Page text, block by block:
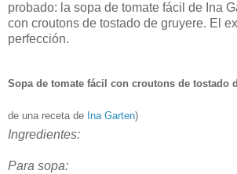
probado: la sopa de tomate fácil de Ina
con croutons de tostado de gruyere. El
perfección.
Sopa de tomate fácil con croutons de tostado
de una receta de Ina Garten)
Ingredientes:
Para sopa: